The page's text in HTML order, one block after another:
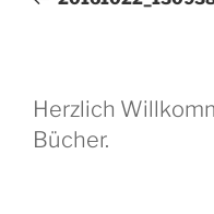
Herzlich
Bücher.